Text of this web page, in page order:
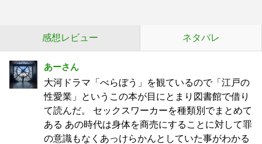
感想レビュー ネタバレ
あーさん
大河ドラマ「べらぼう」を観ているので「江戸の
性愛業」というこの本が目にとまり図書館で借り
て読んだ。 セックスワーカーを種類別でまとめて
ある あの時代は身体を商売にすることに対して罪
の意識もなくあっけらかんとしていた事がわかる